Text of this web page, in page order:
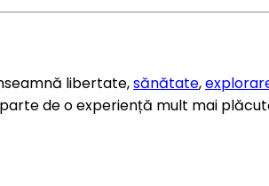
libertate,sănătate,
de o experiență mult mai